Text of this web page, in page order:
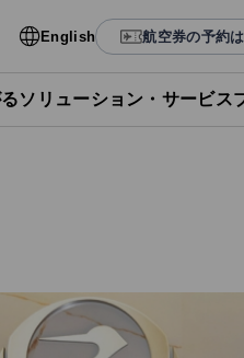
English 航空券の予約
ソリューション・サービス